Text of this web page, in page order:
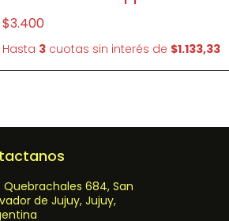
$3.400
Hasta 3 cuotas sin interés de $1.133,33
Quebrachales 684, San
de Jujuy, Jujuy,